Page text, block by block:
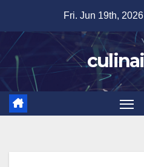
content
Fri. Jun 19th, 2026